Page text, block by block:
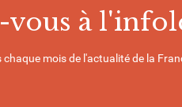
vous à
mois de l'actualité de la